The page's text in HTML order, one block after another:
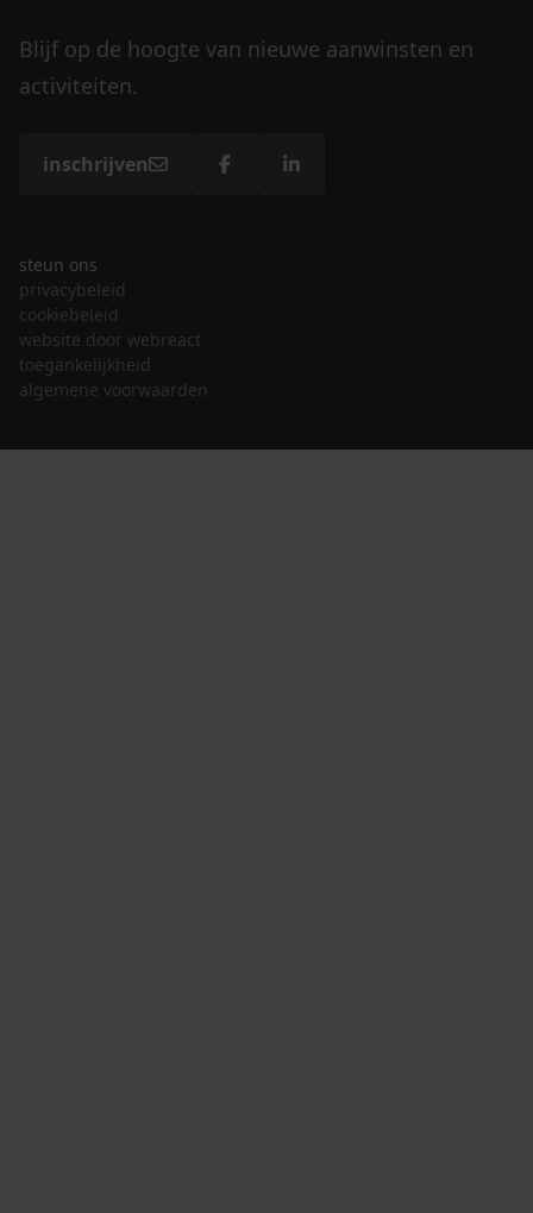
Blijf op de hoogte van nieuwe aanwinsten en
activiteiten.
inschrijven
steun ons
privacybeleid
cookiebeleid
website door webreact
toegankelijkheid
algemene voorwaarden